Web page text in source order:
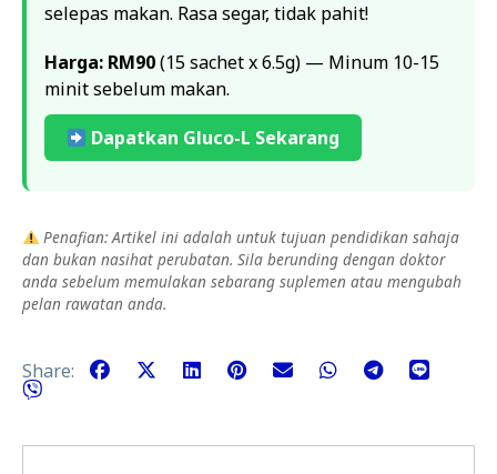
selepas makan. Rasa segar, tidak pahit!
Harga: RM90(15 sachet x 6.5g) — Minum 10-15
minit sebelum makan.
Dapatkan Gluco-L Sekarang
Penafian: Artikel ini adalah untuk tujuan pendidikan sahaja
dan bukan nasihat perubatan. Sila berunding dengan doktor
anda sebelum memulakan sebarang suplemen atau mengubah
pelan rawatan anda.
Share: